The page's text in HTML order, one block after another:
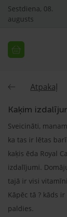
Sestdiena, 08.
augusts
Atpakaļ
Kaķim
Sveicināti,
ka tas ir lētas
kaķis ēda Royal
izdalījumi.
tajā ir visi
Kāpēc tā ? kāds
paldies.